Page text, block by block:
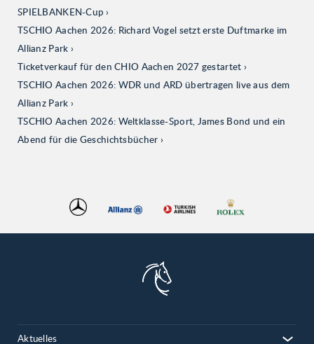
SPIELBANKEN-Cup
TSCHIO Aachen 2026: Richard Vogel setzt erste Duftmarke im
Allianz Park
Ticketverkauf für den CHIO Aachen 2027 gestartet
TSCHIO Aachen 2026: WDR und ARD übertragen live aus dem
Allianz Park
TSCHIO Aachen 2026: Weltklasse-Sport, James Bond und ein
Abend für die Geschichtsbücher
Aktuelles